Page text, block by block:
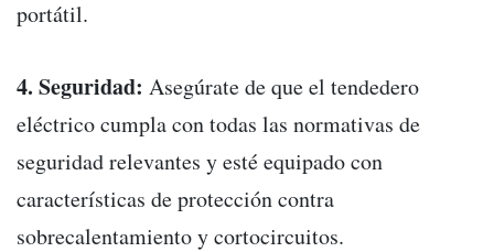
portátil.
4. Seguridad: Asegúrate de que el tendedero
eléctrico cumpla con todas las normativas de
seguridad relevantes y esté equipado con
características de protección contra
sobrecalentamiento y cortocircuitos.